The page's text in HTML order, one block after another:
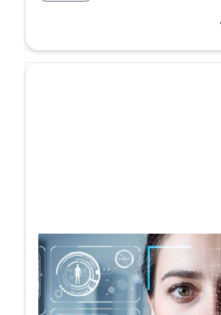
顔認証技術がアフターコロ
らすDX化